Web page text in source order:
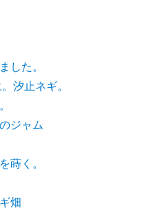
した。
汐止ネギ。
ジャム
蒔く。
畑